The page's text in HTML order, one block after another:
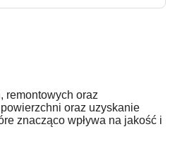
remontowych oraz
oraz uzyskanie
znacząco wpływa na jakość i